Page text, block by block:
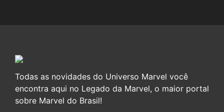
Todas as novidades do Universo Marvel você
encontra aqui no Legado da Marvel, o maior portal
sobre Marvel do Brasil!